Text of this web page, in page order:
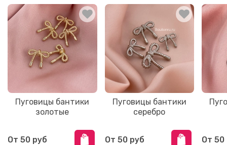
Пуговицы бантики
золотые
От 50 руб
Пуговицы бантики
серебро
От 50 руб От 50